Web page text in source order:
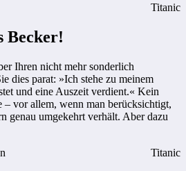
Titanic
Becker!
Ihren nicht mehr sonderlich
dies parat: »Ich stehe zu meinem
und eine Auszeit verdient.« Kein
– vor allem, wenn man berücksichtigt,
genau umgekehrt verhält. Aber dazu
Titanic